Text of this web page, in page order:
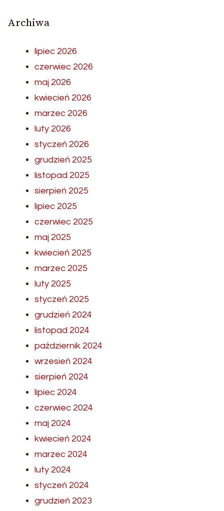
Archiwa
lipiec 2026
czerwiec 2026
maj 2026
kwiecień 2026
marzec 2026
luty 2026
styczeń 2026
grudzień 2025
listopad 2025
sierpień 2025
lipiec 2025
czerwiec 2025
maj 2025
kwiecień 2025
marzec 2025
luty 2025
styczeń 2025
grudzień 2024
listopad 2024
październik 2024
wrzesień 2024
sierpień 2024
lipiec 2024
czerwiec 2024
maj 2024
kwiecień 2024
marzec 2024
luty 2024
styczeń 2024
grudzień 2023